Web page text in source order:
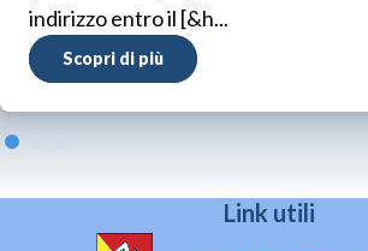
indirizzo entro il [&h...
Scopri di più
Link utili